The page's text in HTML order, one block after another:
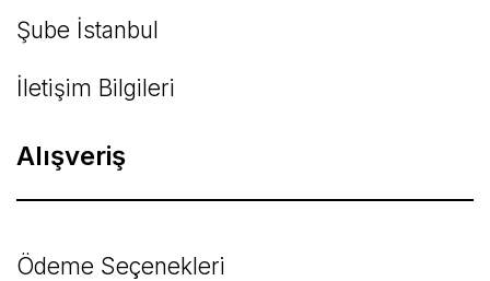
Şube İstanbul
İletişim Bilgileri
Alışveriş
Ödeme Seçenekleri